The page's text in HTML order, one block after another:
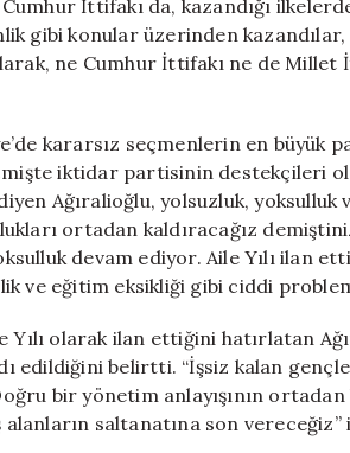
Cumhur İttifakı da, kazandığı
gibi konular üzerinden
ne Cumhur İttifakı ne de Millet
kararsız seçmenlerin en
iktidar partisinin destekçileri
Ağıralioğlu, yolsuzluk,
ortadan kaldıracağız
devam ediyor. Aile Yılı ilan
ve eğitim eksikliği gibi ciddi
Yılı olarak ilan ettiğini hatırlatan
edildiğini belirtti. “İşsiz kalan
bir yönetim anlayışının
alanların saltanatına son